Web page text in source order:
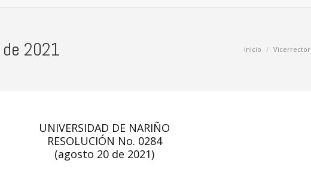
2021 Inicio
UNIVERSIDAD DE NARIÑO
RESOLUCIÓN No. 0284
(agosto 20 de 2021)